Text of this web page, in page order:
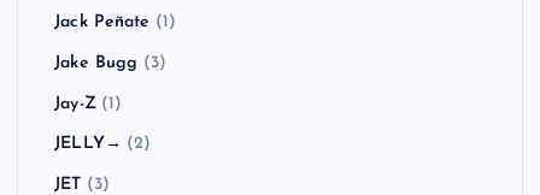
Jack Peñate (1)
Jake Bugg (3)
Jay-Z(1)
JELLY→ (2)
JET (3)